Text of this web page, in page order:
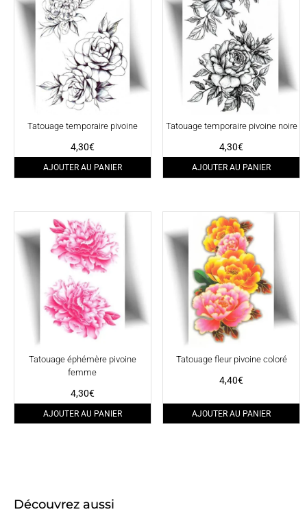
Tatouage temporaire pivoine
4,30€
AJOUTER AU PANIER
Tatouage temporaire pivoine noire
4,30€
AJOUTER AU PANIER
Tatouage éphémère pivoine
femme
4,30€
AJOUTER AU PANIER
Tatouage fleur pivoine coloré
4,40€
AJOUTER AU PANIER
Découvrez aussi